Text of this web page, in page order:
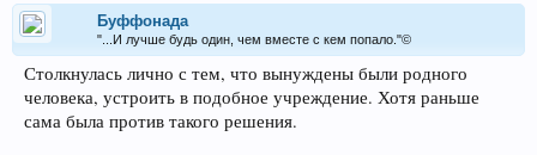
Буффонада
"...И лучше будь один, чем вместе с кем попало."©
Столкнулась лично с тем, что вынуждены были родного
человека, устроить в подобное учреждение. Хотя раньше
сама была против такого решения.